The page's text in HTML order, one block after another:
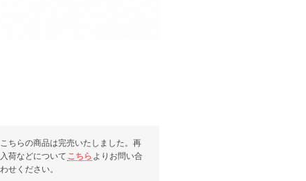
こちらの商品は完売いたしました。再
入荷などについて こちら よりお問い合
わせください。